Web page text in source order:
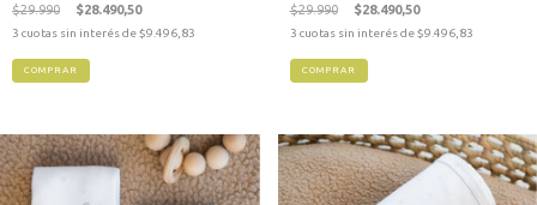
$29.990 $28.490,50
3 cuotas sin interés de$9.496,83
$29.990 $28.490,50
3 cuotas sin interés de$9.496,83